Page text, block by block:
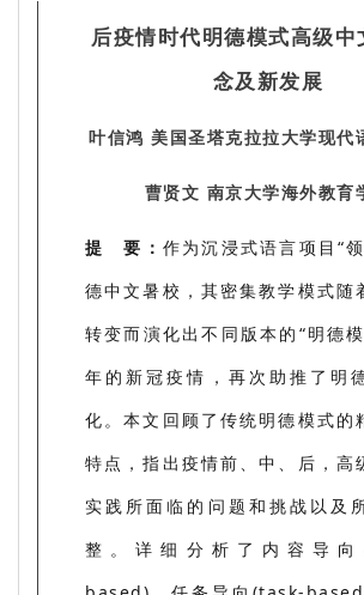
后疫情时代明德模式高级中
念及新发展
叶信鸿 美国圣塔克拉拉大学现代
曹贤文 南京大学海外教育
提 要： 作为沉浸式语言项目“
德中文暑校，其密集教学模式随
转变而演化出不同版本的“明德
年的新冠疫情，再次助推了明
化。本文回顾了传统明德模式的
特点，指出疫情前、中、后，高
实践所面临的问题和挑战以及
整。详细分析了内容导向